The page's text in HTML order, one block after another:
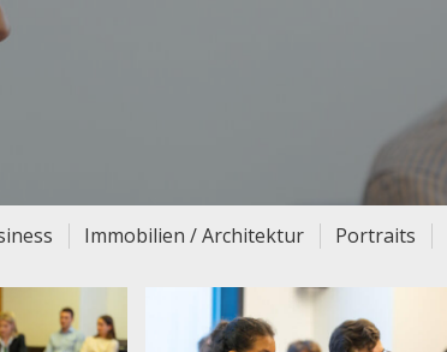
Immobilien / Architektur Portraits